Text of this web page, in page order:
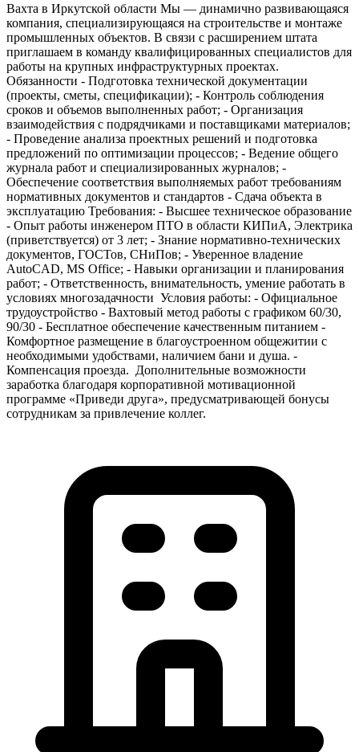
Вахта в Иркутской области Мы — динамично развивающаяся
компания, специализирующаяся на строительстве и монтаже
промышленных объектов. В связи с расширением штата
приглашаем в команду квалифицированных специалистов для
работы на крупных инфраструктурных проектах.
Обязанности - Подготовка технической документации
(проекты, сметы, спецификации); - Контроль соблюдения
сроков и объемов выполненных работ; - Организация
взаимодействия с подрядчиками и поставщиками материалов;
- Проведение анализа проектных решений и подготовка
предложений по оптимизации процессов; - Ведение общего
журнала работ и специализированных журналов; -
Обеспечение соответствия выполняемых работ требованиям
нормативных документов и стандартов - Сдача объекта в
эксплуатацию Требования: - Высшее техническое образование
- Опыт работы инженером ПТО в области КИПиА, Электрика
(приветствуется) от 3 лет; - Знание нормативно-технических
документов, ГОСТов, СНиПов; - Уверенное владение
AutoCAD, MS Office; - Навыки организации и планирования
работ; - Ответственность, внимательность, умение работать в
условиях многозадачности ️ Условия работы: - Официальное
трудоустройство - Вахтовый метод работы с графиком 60/30,
90/30 - Бесплатное обеспечение качественным питанием -
Комфортное размещение в благоустроенном общежитии с
необходимыми удобствами, наличием бани и душа. -
Компенсация проезда. ️ Дополнительные возможности
заработка благодаря корпоративной мотивационной
программе «Приведи друга», предусматривающей бонусы
сотрудникам за привлечение коллег.